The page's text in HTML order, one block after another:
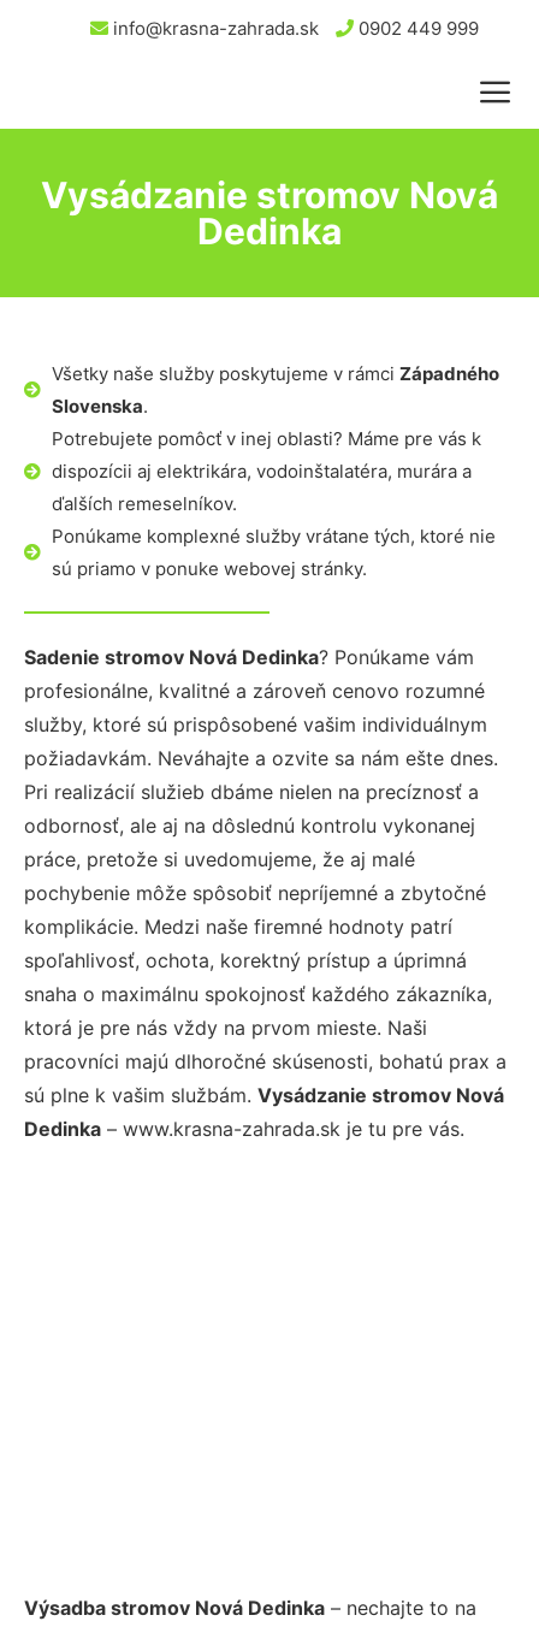
info@krasna-zahrada.sk 0902 449 999
Vysádzanie stromov Nová
Dedinka
Všetky naše služby poskytujeme v rámci Západného
Slovenska.
Potrebujete pomôcť v inej oblasti? Máme pre vás k
dispozícii aj elektrikára, vodoinštalatéra, murára a
ďalších remeselníkov.
Ponúkame komplexné služby vrátane tých, ktoré nie
sú priamo v ponuke webovej stránky.
Sadenie stromov Nová Dedinka? Ponúkame vám
profesionálne, kvalitné a zároveň cenovo rozumné
služby, ktoré sú prispôsobené vašim individuálnym
požiadavkám. Neváhajte a ozvite sa nám ešte dnes.
Pri realizácií služieb dbáme nielen na precíznosť a
odbornosť, ale aj na dôslednú kontrolu vykonanej
práce, pretože si uvedomujeme, že aj malé
pochybenie môže spôsobiť nepríjemné a zbytočné
komplikácie. Medzi naše firemné hodnoty patrí
spoľahlivosť, ochota, korektný prístup a úprimná
snaha o maximálnu spokojnosť každého zákazníka,
ktorá je pre nás vždy na prvom mieste. Naši
pracovníci majú dlhoročné skúsenosti, bohatú prax a
sú plne k vašim službám. Vysádzanie stromov Nová
Dedinka – www.krasna-zahrada.sk je tu pre vás.
Výsadba stromov Nová Dedinka – nechajte to na